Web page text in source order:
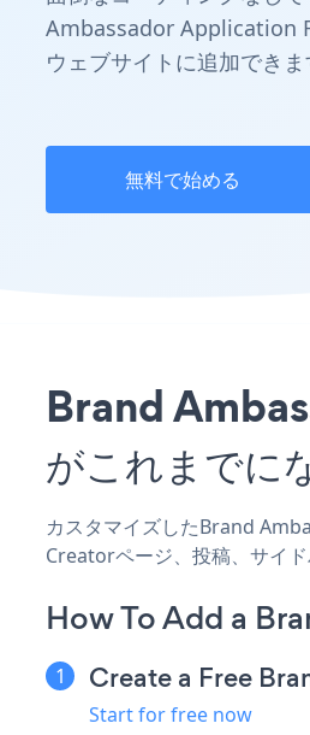
Ambassador Application
ウェブサイトに追加できま
無料で始める
Brand
がこれまでに
カスタマイズしたBrand
Creatorページ、投稿、サイ
How To Add a
Create a Free
Start for free now